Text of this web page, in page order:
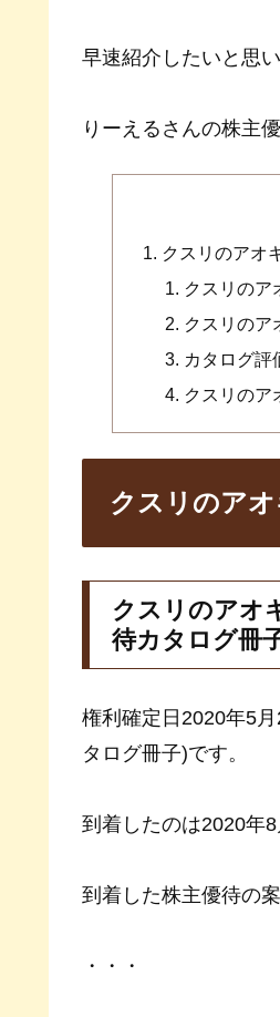
早速紹介したいと思い
りーえるさんの株主
クスリのアオ
クスリのア
クスリのア
カタログ評
クスリのア
クスリのア
クスリのアオ
待カタログ冊
権利確定日2020年5
タログ冊子)です。
到着したのは2020年8
到着した株主優待の
・・・